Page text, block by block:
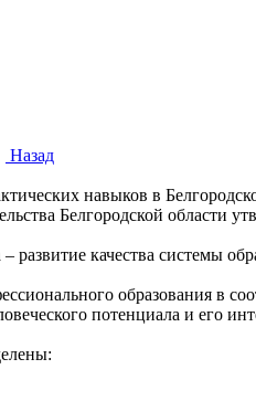
Назад
навыков в
Белгородской области
качества системы
образования в
потенциала и его